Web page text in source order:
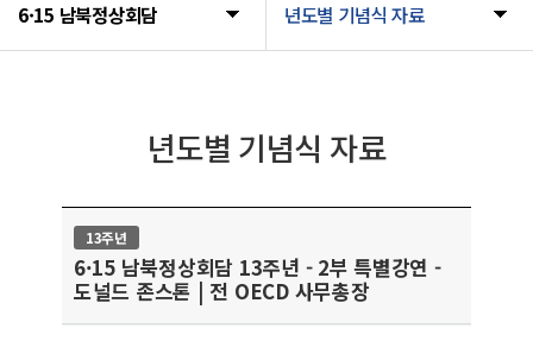
6·15 남북정상회담 년도별 기념식 자료
년도별 기념식 자료
13주년
6·15 남북정상회담 13주년 - 2부 특별강연 -
도널드 존스톤 | 전 OECD 사무총장